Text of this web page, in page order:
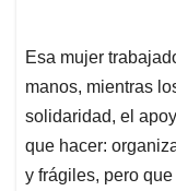
Esa mujer
manos, mientras
solidaridad, el
que hacer:
y frágiles, pero